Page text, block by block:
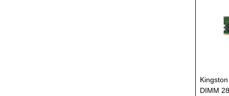
DIMM